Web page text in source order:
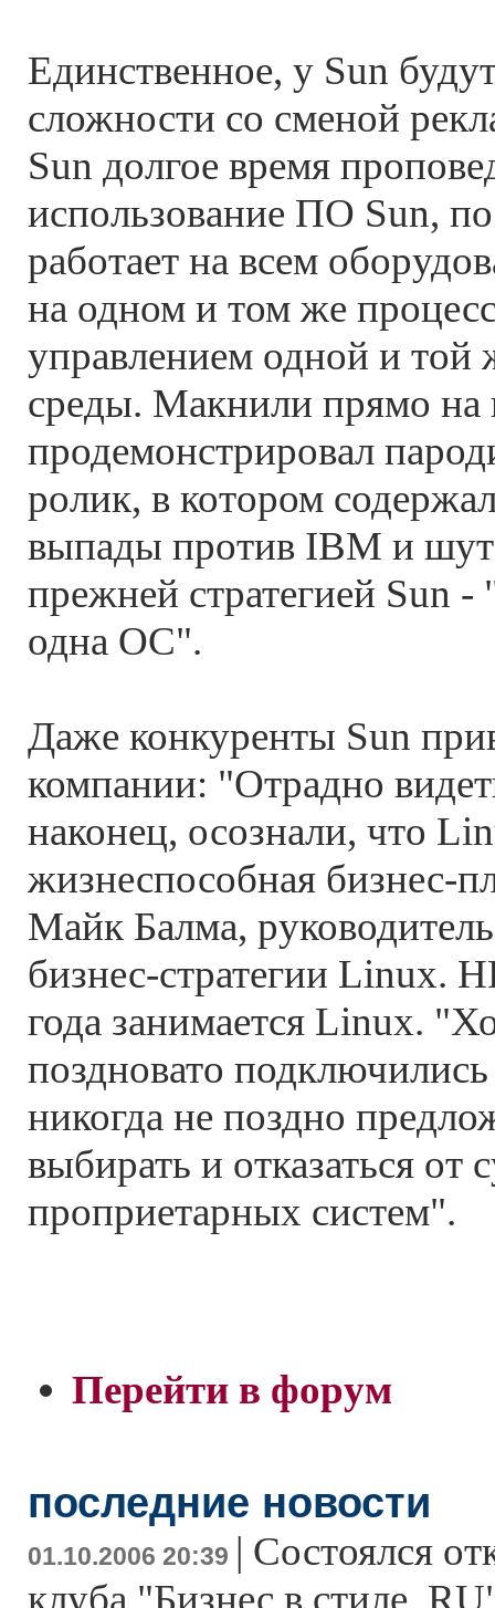
Единственное, у Sun
сложности со сменой
Sun долгое время
использование ПО Sun,
работает на всем
на одном и том же
управлением одной и той
среды. Макнили прямо на
продемонстрировал
ролик, в котором
выпады против IBM и
прежней стратегией Sun
одна ОС".
Даже конкуренты Sun
компании: "Отрадно
наконец, осознали, что
жизнеспособная бизнес-
Майк Балма,
бизнес-стратегии Linux.
года занимается Linux.
поздновато
никогда не поздно
выбирать и отказаться от
проприетарных систем".
Перейти в форум
последние новости
01.10.2006 20:39 | Состоялся
клуба "Бизнес в стиле